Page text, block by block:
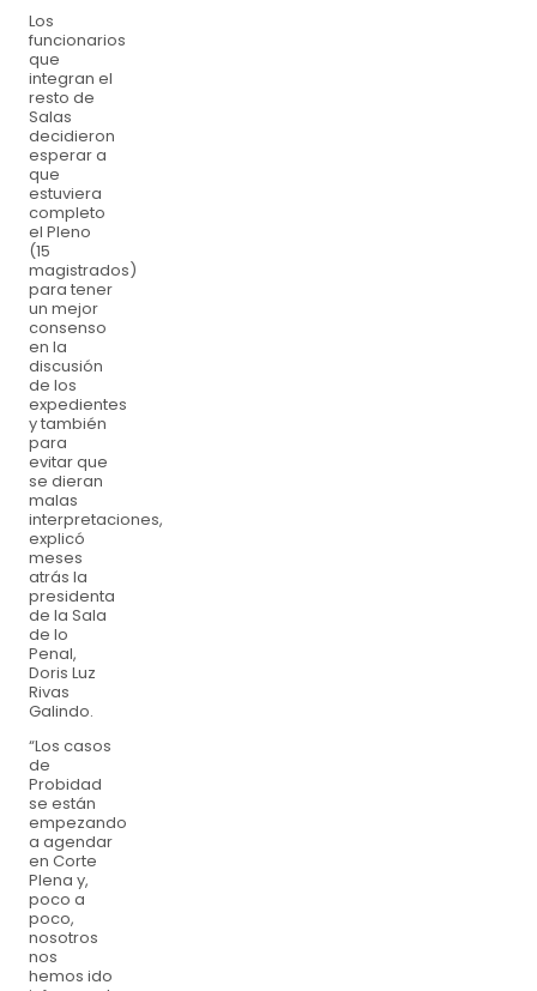
Los
funcionarios
que
integran el
resto de
Salas
decidieron
esperar a
que
estuviera
completo
el Pleno
(15
magistrados)
para tener
un mejor
consenso
en la
discusión
de los
expedientes
y también
para
evitar que
se dieran
malas
interpretaciones,
explicó
meses
atrás la
presidenta
de la Sala
de lo
Penal,
Doris Luz
Rivas
Galindo.
“Los casos
de
Probidad
se están
empezando
a agendar
en Corte
Plena y,
poco a
poco,
nosotros
nos
hemos ido